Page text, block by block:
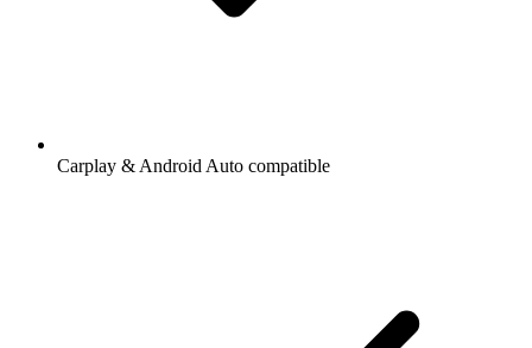
Carplay & Android Auto compatible